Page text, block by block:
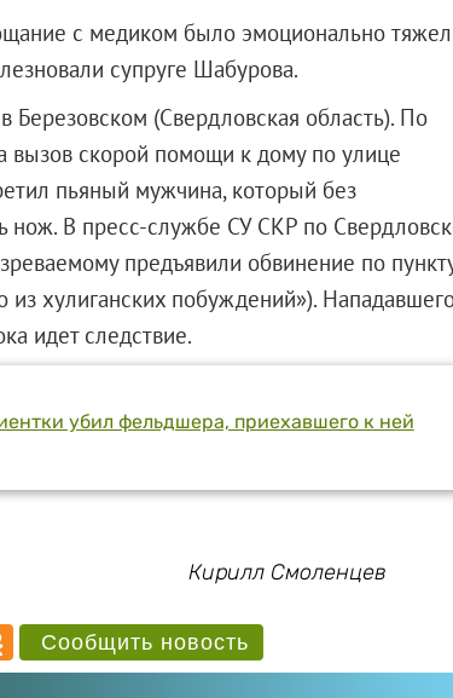
с медиком было эмоционально
супруге Шабурова.
Березовском (Свердловская область). По
вызов скорой помощи к дому по улице
пьяный мужчина, который без
нож. В пресс-службе СУ СКР по
предъявили обвинение по
из хулиганских побуждений»).
идет следствие.
убил фельдшера, приехавшего к ней
Кирилл Смоленцев
Сообщить новость